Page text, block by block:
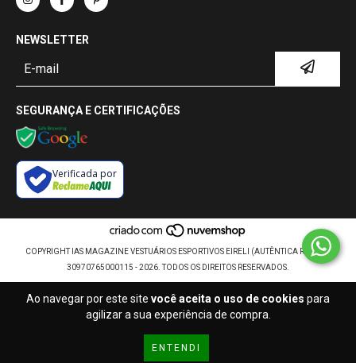
Ao navegar por este site você aceita o uso de cookies para
agilizar a sua experiência de compra.
ENTENDI
NEWSLETTER
SEGURANÇA E CERTIFICAÇÕES
Verificada por
COPYRIGHT IAS MAGAZINE VESTUÁRIOS ESPORTIVOS EIRELI (AUTÊNTICA RETRÔ) -
30970765000115 - 2026. TODOS OS DIREITOS RESERVADOS.